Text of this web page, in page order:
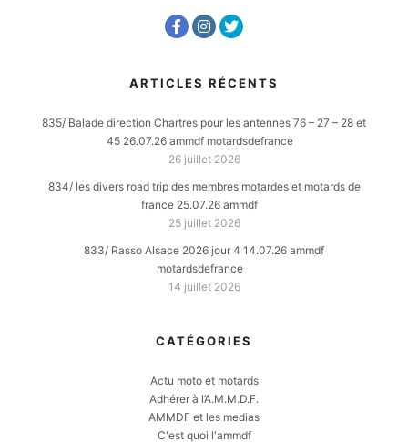
ARTICLES RÉCENTS
835/ Balade direction Chartres pour les antennes 76 – 27 – 28 et
45 26.07.26 ammdf motardsdefrance
26 juillet 2026
834/ les divers road trip des membres motardes et motards de
france 25.07.26 ammdf
25 juillet 2026
833/ Rasso Alsace 2026 jour 4 14.07.26 ammdf
motardsdefrance
14 juillet 2026
CATÉGORIES
Actu moto et motards
Adhérer à l’A.M.M.D.F.
AMMDF et les medias
C'est quoi l'ammdf